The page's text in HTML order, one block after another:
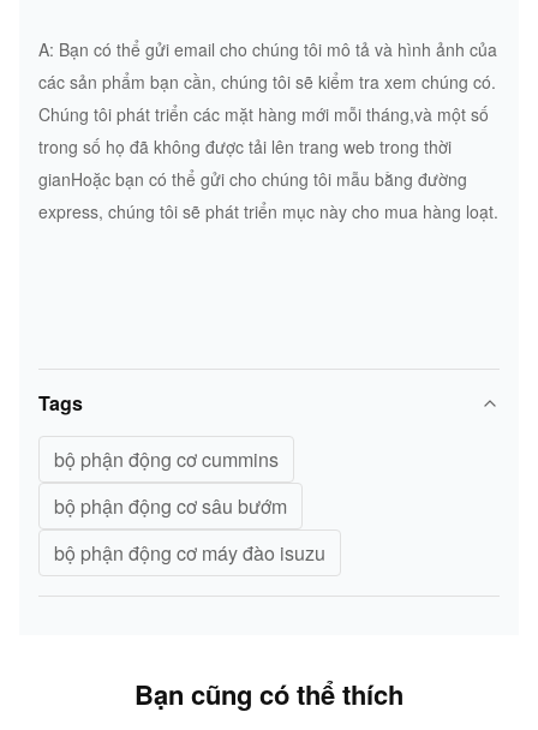
A: Bạn có thể gửi email cho chúng tôi mô tả và hình ảnh của
các sản phẩm bạn cần, chúng tôi sẽ kiểm tra xem chúng có.
Chúng tôi phát triển các mặt hàng mới mỗi tháng,và một số
trong số họ đã không được tải lên trang web trong thời
gianHoặc bạn có thể gửi cho chúng tôi mẫu bằng đường
express, chúng tôi sẽ phát triển mục này cho mua hàng loạt.
Tags
bộ phận động cơ cummins
bộ phận động cơ sâu bướm
bộ phận động cơ máy đào isuzu
Bạn cũng có thể thích